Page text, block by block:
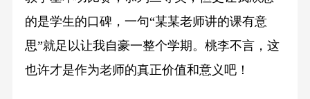
的是学生的口碑，一句“某某老师讲的课有意
思”就足以让我自豪一整个学期。桃李不言，这
也许才是作为老师的真正价值和意义吧！